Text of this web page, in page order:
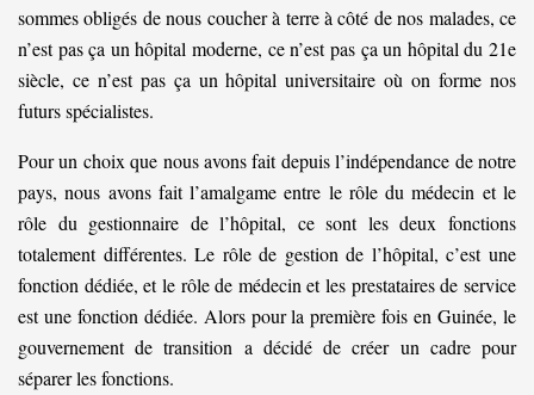
sommes obligés de nous coucher à terre à côté de nos malades, ce
n’est pas ça un hôpital moderne, ce n’est pas ça un hôpital du 21e
siècle, ce n’est pas ça un hôpital universitaire où on forme nos
futurs spécialistes.
Pour un choix que nous avons fait depuis l’indépendance de notre
pays, nous avons fait l’amalgame entre le rôle du médecin et le
rôle du gestionnaire de l’hôpital, ce sont les deux fonctions
totalement différentes. Le rôle de gestion de l’hôpital, c’est une
fonction dédiée, et le rôle de médecin et les prestataires de service
est une fonction dédiée. Alors pour la première fois en Guinée, le
gouvernement de transition a décidé de créer un cadre pour
séparer les fonctions.